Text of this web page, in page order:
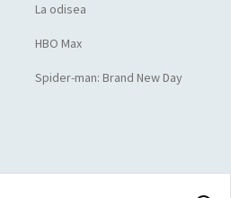
La odisea
HBO Max
Spider-man: Brand New Day